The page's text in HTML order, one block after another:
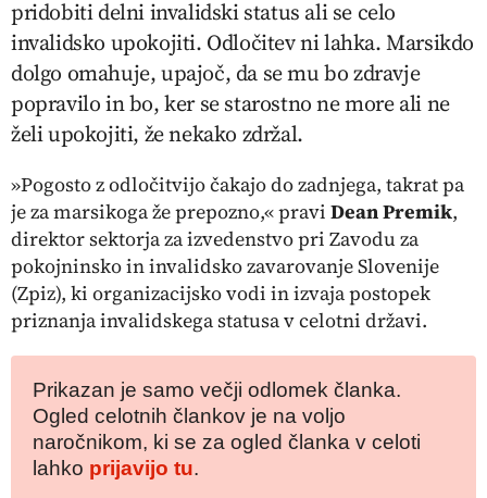
pridobiti delni invalidski status ali se celo
invalidsko upokojiti. Odločitev ni lahka. Marsikdo
dolgo omahuje, upajoč, da se mu bo zdravje
popravilo in bo, ker se starostno ne more ali ne
želi upokojiti, že nekako zdržal.
»Pogosto z odločitvijo čakajo do zadnjega, takrat pa
je za marsikoga že prepozno,« pravi Dean Premik,
direktor sektorja za izvedenstvo pri Zavodu za
pokojninsko in invalidsko zavarovanje Slovenije
(Zpiz), ki organizacijsko vodi in izvaja postopek
priznanja invalidskega statusa v celotni državi.
Prikazan je samo večji odlomek članka.
Ogled celotnih člankov je na voljo
naročnikom, ki se za ogled članka v celoti
lahko prijavijo tu.